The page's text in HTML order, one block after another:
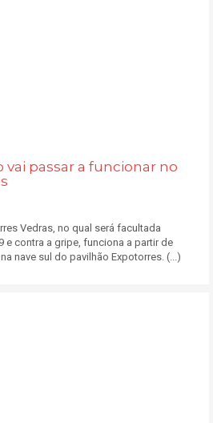
vai passar a funcionar no
Vedras, no qual será facultada
e contra a gripe, funciona a partir de
nave sul do pavilhão Expotorres. (...)